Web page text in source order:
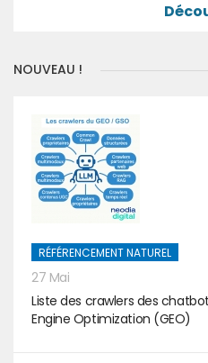
NOUVEAU !
RÉFÉRENCEMENT NATUREL
27 Mai
Liste des crawlers des
Engine Optimization (GEO)